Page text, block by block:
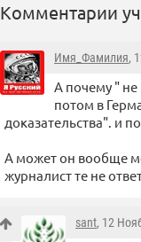
Комментарии
Имя_Фамилия,
А почему "
потом в
доказательства". и
А может он вообще
журналист те не
sant, 12